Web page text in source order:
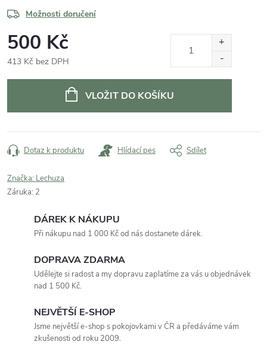
Možnosti doručení
500 Kč
413 Kč bez DPH
VLOŽIT DO KOŠÍKU
Dotaz k produktu Hlídací pes Sdílet
Značka: Lechuza
Záruka: 2
DÁREK K NÁKUPU
Při nákupu nad 1 000 Kč od nás dostanete dárek.
DOPRAVA ZDARMA
Udělejte si radost a my dopravu zaplatíme za vás u objednávek
nad 1 500 Kč.
NEJVĚTŠÍ E-SHOP
Jsme největší e-shop s pokojovkami v ČR a předáváme vám
zkušenosti od roku 2009.